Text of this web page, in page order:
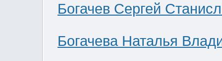
Богачев Сергей
Богачева Наталья